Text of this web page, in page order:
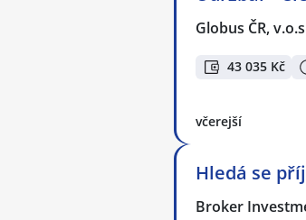
Globus ČR,
43 035 Kč
včerejší
Hledá se
Broker